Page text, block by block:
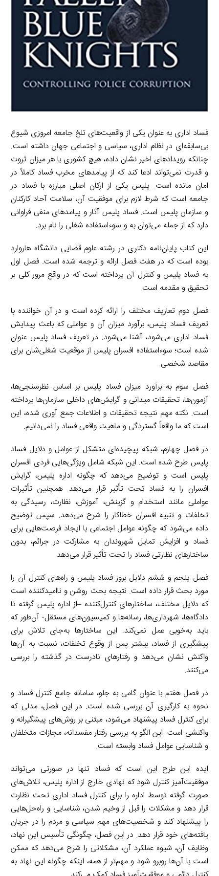
فساد اداری به عنوان یکی از واقعیت‌های تلخ جامعه امروزی شیوع
بی‌سابقه‌ای در نظام اداری، سیاسی و اجتماعی جهان داشته است.
چنانکه رویدادهای اخیر نشان داده، هیچ کشوری با هر میزان ثروت
و قدرت نمی‌تواند ادعا کند که از پیامدهای مخرب فساد کاملاً در
امان مانده است. پلیس یکی از ارکان اصلی مبارزه با فساد در
جامعه است که شرط لازم برای موفقیت آن، سلامت آحاد کارکنان
و سازمان پلیس است. فساد پلیس آثار و پیامدهای منفی فراوانی
دارد که از جمله می‌توان به و سوءاستفاده شغلی را نام برد.
این کتاب پایان‌نامه دکتری در رشته علوم قضایی دانشگاه هاروارد
بوده است که در هفت فصل ارائه و ترجمه شده است. فصل اول
به فساد پلیس و کنترل آن پرداخته است که در واقع مرور کلی بر
تحقیق و مقدمه است.
فصل دوم تعاریف مختلف را ارائه کرده است و در آن خواننده با
تعریف فساد پلیس، برآورد میزان آن و عواملی که باعث پیدایش
فساد اداری می‌شود، آشنا می‌شود. در تعریف فساد پلیس عنوان
شده است؛ سوءاستفاده افسران پلیس از موقعیت شغلی‌شان برای
مقاصد شخصی.
فصل سوم به برآورد میزان فساد پلیس بر اساس نظرسنجی‌ها،
آزمون‌ها، تحقیقات میدانی و گرایش‌های داخلی سازمان‌ها پرداخته
است. نکته مهم نتیجه تحقیقات و اطلاعات جمع آوری شده، این
است که ما واقعاً گستردگی و ماهیت واقعی فساد را نمی‌دانیم.
در فصل چهارم، شبکه پیچیده‌ای متشکل از عوامل و دلایل فساد
پلیس طرح شده است. این شبکه شامل ویژگی‌هایی فردی افسران
پلیس است و توضیح می‌دهد که چگونه اداره پلیس، گرایش
افسران را به فساد تحت تأثیر قرار می‌دهد. همچنین تأثیرات
عواملی مانند استخدام و گزینش، آموزش، نظارت، رسیدگی به
تخلفات و تنبیه افسران خطاکار را شرح می‌دهد. سپس توضیح
داده می‌شود که چگونه عوامل اجتماعی با ایجاد فرصت‌هایی برای
فساد و افزایش تمایل شهروندان به مشارکت در جرائم، بدون
ساختارهای نظارتی فساد را تحت تأثیر قرار می‌دهد.
فصل پنجم و ششم دلایل بروز فساد پلیس و راه‌های کنترل آن را
مورد بحث قرار داده است. نتیجه بحث روشن و ناامیدکننده است
که دلایل مختلف، ساختارهای کنترل‌کننده –از اداره پلیس گرفته تا
دادگاه‌ها، شهرداری‌ها، رسانه‌ها و کمیسیون‌های مستقل- آن‌طور که
باید به‌خوبی عمل نمی‌کند. این ساختارها به‌جای تلاش برای
پیشگیری از فساد، بیشتر پس از وقوع تخلفات، نسبت به آن‌ها
واکنش نشان می‌دهد و رفتارهای نادرست در گذشته را بررسی
می‌کنند.
در فصل هفتم با عنوان گامی به جلو، سامانه جامع کنترل فساد و
نحوه به کارگیری آن بررسی شده است. در این فصل، مدلی که
برای کنترل فساد پیشنهاد می‌شود، مبتنی بر روش‌های پیشگیرانه و
واکنشی است. این الگو به بررسی رفتار مفسدانه، مجازات متخلفان
و شناسایی عوامل فساد وابسته است.
ایده این طرح این است که فساد تنها در صورتی می‌تواند
موفقیت‌آمیز کنترل شود که نهادی خارج از اداره پلیس، تلاش‌های
صورت گرفته توسط اداره را برای کنترل فساد اداری تحت نظارت
قرار دهد و مشکلات را قبل از وخیم شدن، شناسایی و راه‌حل‌هایی
را پیشنهاد کند و شخصیت‌های مهم سیاسی و مردم را در جریان
یافته‌های خود قرار دهد. در این فصل، چگونگی تأسیس این نهاد،
وظایف آن، شیوه عملکرد آن، مشکلاتی را شرح می‌دهد که ممکن
است با آن‌ها روبرو شود و مهم‌تر از همه، اینکه چگونه این نهاد به